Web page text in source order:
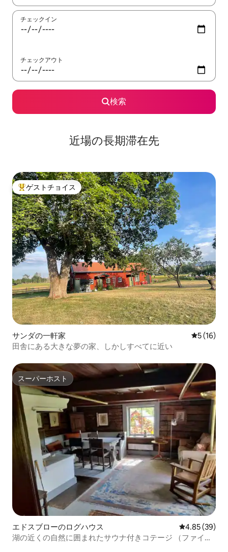
チェックイン
チェックアウト
検索
近場の長期滞在先
大好評のゲストチョイスです。
ゲストチョイス
サンダの一軒家 レビュー
5 (16)
田舎にある大きな夢の家、しかしすべてに近い
スーパーホスト
スーパーホスト
エドスブローのログハウス レビュー39
4.85 (39)
湖の近くの自然に囲まれたサウナ付きコテージ （ファイバ